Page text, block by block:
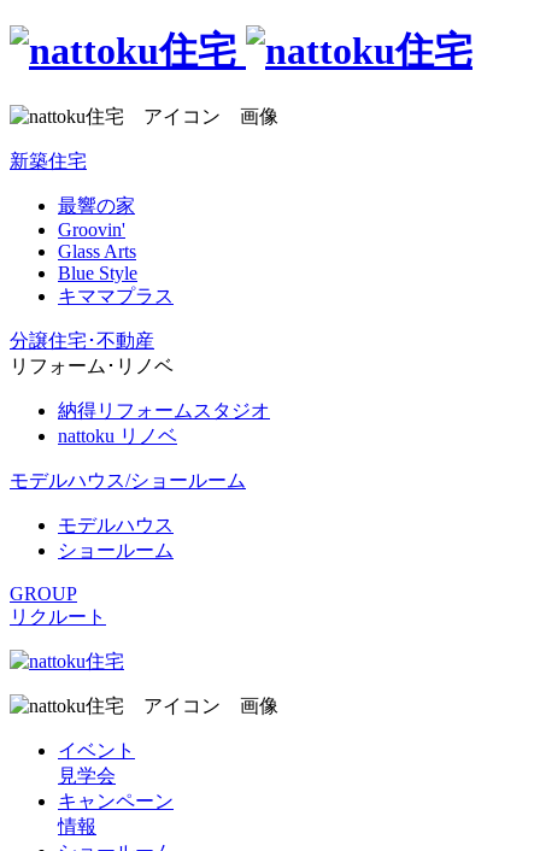
新築住宅
最響の家
Groovin'
Glass Arts
Blue Style
キママプラス
分譲住宅･不動産
リフォーム･リノベ
納得リフォームスタジオ
nattoku リノベ
モデルハウス/ショールーム
モデルハウス
ショールーム
GROUP
リクルート
イベント
見学会
キャンペーン
情報